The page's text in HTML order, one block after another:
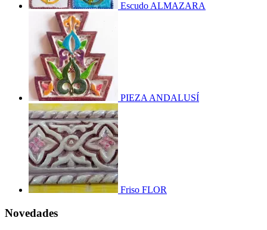
Escudo ALMAZARA
PIEZA ANDALUSÍ
Friso FLOR
Novedades